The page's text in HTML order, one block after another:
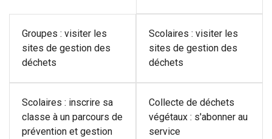
Groupes : visiter les
sites de gestion des
déchets
Scolaires : visiter les
sites de gestion des
déchets
Scolaires : inscrire sa
classe à un parcours de
prévention et gestion
Collecte de déchets
végétaux : s'abonner au
service